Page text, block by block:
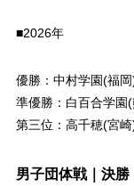
■2026年
優勝：中村学園(福岡
準優勝：白百合学園
第三位：高千穂(宮
男子団体戦｜決勝